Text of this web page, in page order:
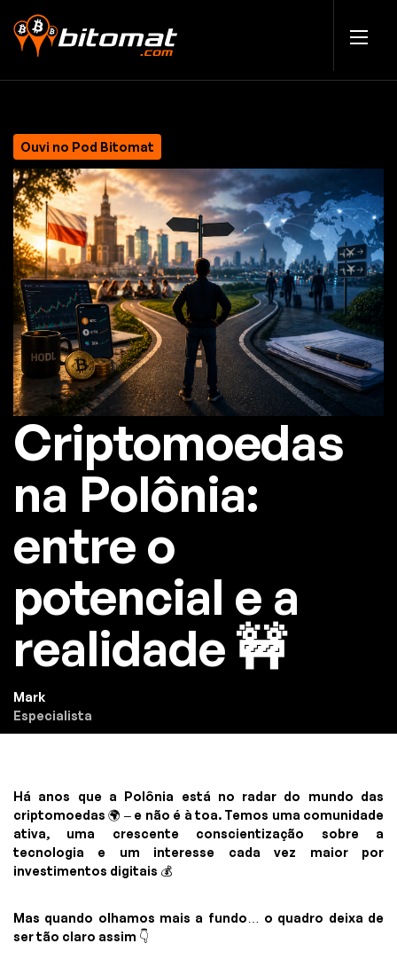
Ouvi no Pod Bitomat
Criptomoedas
na Polônia:
entre o
potencial e a
realidade 🚧
Mark
Especialista
Há anos que a Polônia está no radar do mundo das
criptomoedas 🌍 – e não é à toa. Temos uma comunidade
ativa, uma crescente conscientização sobre a
tecnologia e um interesse cada vez maior por
investimentos digitais 💰
Mas quando olhamos mais a fundo… o quadro deixa de
ser tão claro assim 👇